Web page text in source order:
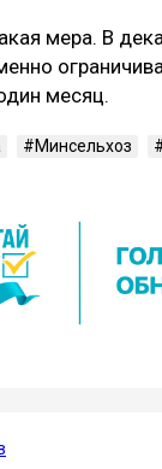
мера. В
месяц.
Минсельхоз